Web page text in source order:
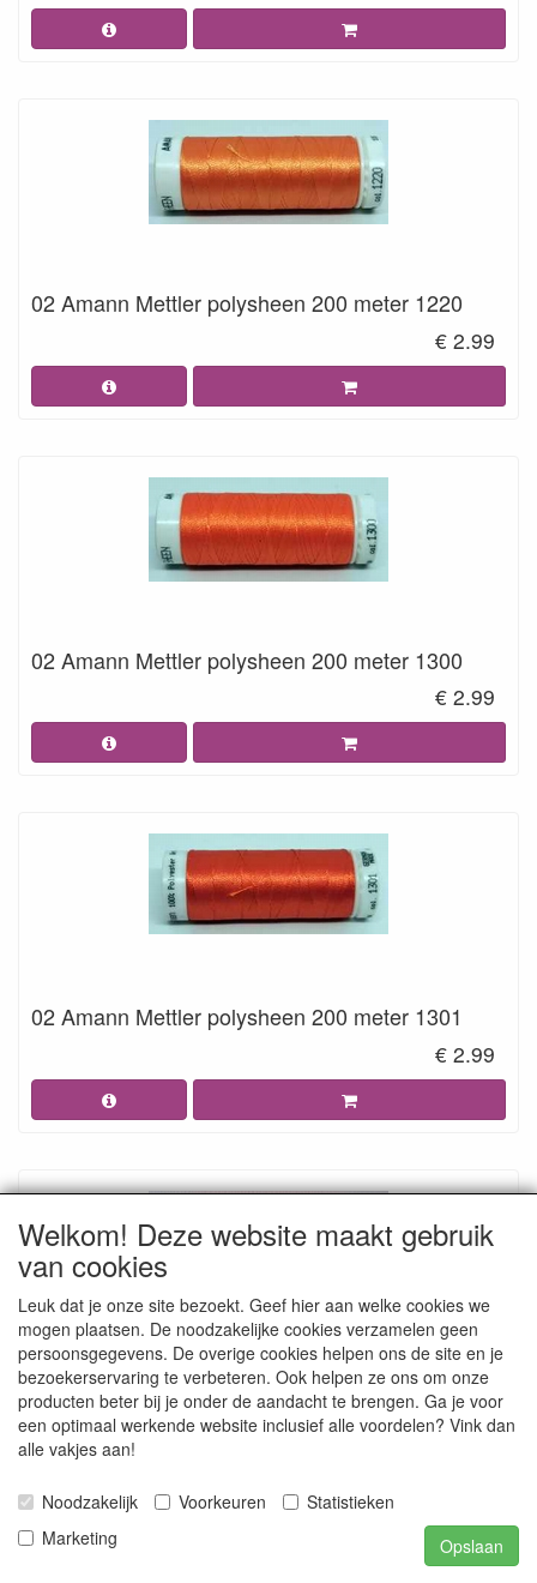
Welkom! Deze website maakt gebruik
van cookies
Leuk dat je onze site bezoekt. Geef hier aan welke cookies we
mogen plaatsen. De noodzakelijke cookies verzamelen geen
persoonsgegevens. De overige cookies helpen ons de site en je
bezoekerservaring te verbeteren. Ook helpen ze ons om onze
producten beter bij je onder de aandacht te brengen. Ga je voor
een optimaal werkende website inclusief alle voordelen? Vink dan
alle vakjes aan!
Noodzakelijk Voorkeuren
Statistieken
Marketing
Opslaan
02 Amann Mettler polysheen 200 meter 1220
€ 2.99
02 Amann Mettler polysheen 200 meter 1300
€ 2.99
02 Amann Mettler polysheen 200 meter 1301
€ 2.99
02 Amann Mettler polysheen 200 meter 1304
€ 2.99